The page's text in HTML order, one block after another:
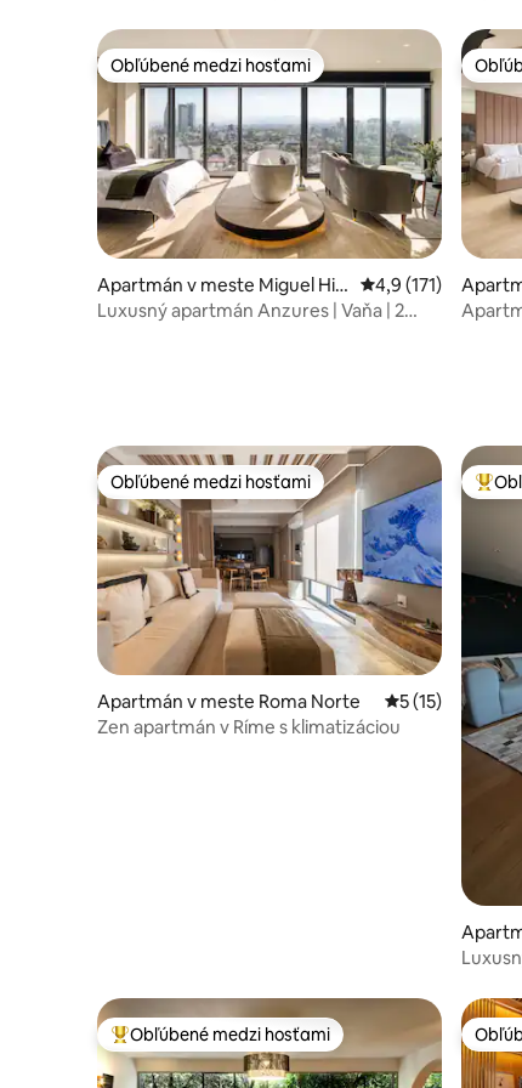
Condesa
Obľúbené medzi hosťami
Obľúbené medzi hosťami
Apartmán v meste Miguel Hid
algo
Priemerné
4,9 (171)
Luxusný apartmán Anzures | Vaňa | 2
o
Obľúbené medzi hosťami
Obľúbené medzi hosťami
Apartmán v meste Roma Norte Priemerné
5 (15)
Zen apartmán v Ríme s klimatizáciou
Najobľúbenejšie medzi hosťami
Obľúbené medzi hosťami